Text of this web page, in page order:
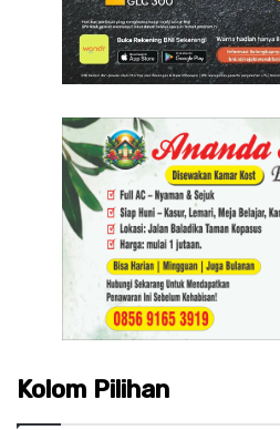
Kolom Pilihan